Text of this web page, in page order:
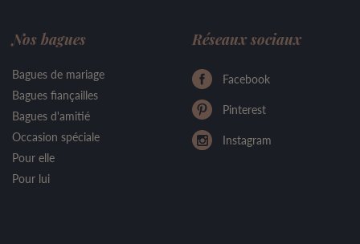
Nos bagues
Bagues de mariage
Bagues fiançailles
Bagues d'amitié
Occasion spéciale
Pour elle
Pour lui
Réseaux sociaux
Facebook
Pinterest
Instagram